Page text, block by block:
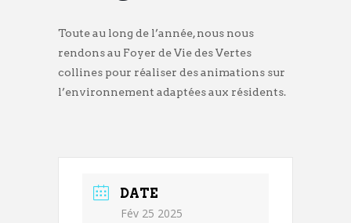
Toute au long de l’année, nous nous
rendons au Foyer de Vie des Vertes
collines pour réaliser des animations sur
l’environnement adaptées aux résidents.
DATE
Fév 25 2025